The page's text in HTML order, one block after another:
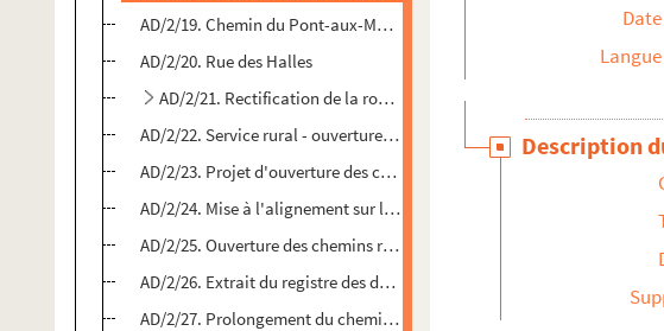
AD/2/19. Chemin du Pont-aux-Moulins - étude spéciale
AD/2/20. Rue des Halles
AD/2/21. Rectification de la route nationale n°29 et de la route
AD/2/22. Service rural - ouverture de chemins dans la banlieue
AD/2/23. Projet d'ouverture des chemins dans la banlieue - plan
AD/2/24. Mise à l'alignement sur la rue des Clefs (route nationale n°29)
AD/2/25. Ouverture des chemins ruraux - travaux de terrassement de
AD/2/26. Extrait du registre des délibérations du Conseil Municipal de
AD/2/27. Prolongement du chemin de la Justice
Date
Langue
Description